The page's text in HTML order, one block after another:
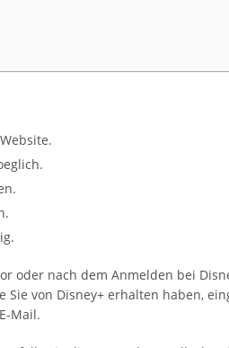
oder nach dem Anmelden bei
von Disney+ erhalten haben,
Mail.